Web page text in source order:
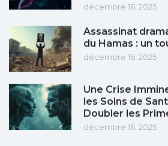
décembre 16, 2025
Assassinat
du Hamas : un
décembre 16, 2025
Une Crise
les Soins de
Doubler les
décembre 16, 2025